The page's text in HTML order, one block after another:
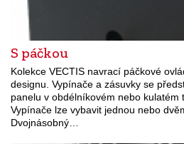
S páčkou
Kolekce VECTIS navrací páčkové
designu. Vypínače a zásuvky se
panelu v obdélníkovém nebo kulatém
Vypínače lze vybavit jednou nebo
Dvojnásobný…